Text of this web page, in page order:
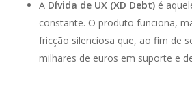
A Dívida de UX (XD Debt)é
constante. O produto funciona,
fricção silenciosa que, ao fim de
milhares de euros em suporte e